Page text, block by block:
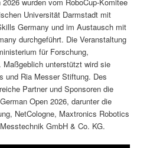
Universität Darmstadt mit
Germany und im Austausch mit
durchgeführt. Die Veranstaltung
für Forschung,
Maßgeblich unterstützt wird sie
und Ria Messer Stiftung. Des
Partner und Sponsoren die
Open 2026, darunter die
NetCologne, Maxtronics Robotics
GmbH & Co. KG.